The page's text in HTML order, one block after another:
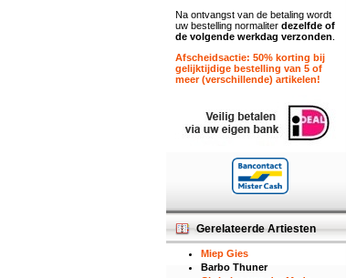
Na ontvangst van de betaling wordt
uw bestelling normaliter dezelfde of
de volgende werkdag verzonden
Afscheidsactie: 50% korting bij
gelijktijdige bestelling van 5 of
meer (verschillende) artikelen!
Gerelateerde Artiesten
Miep Gies
Barbo Thuner